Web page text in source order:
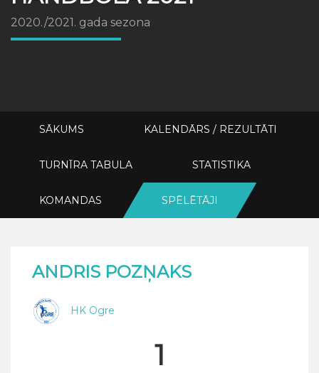
2020./2021. gada sezona
SĀKUMS KALENDĀRS / REZULTĀTI
TURNĪRA TABULA STATISTIKA
KOMANDAS SPĒLĒTĀJI
ANDRIS POZŅAKS
HK Ogre
1